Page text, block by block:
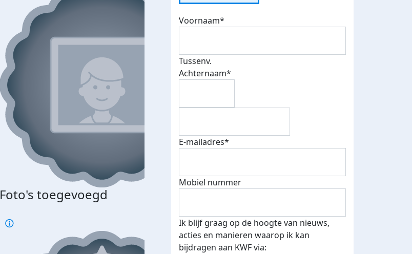
Foto's toegevoegd E-mails verstuurd
€500 euro opgehaald: t-shirt
Voornaam*
Tussenv.
Achternaam*
E-mailadres*
Mobiel nummer
Ik blijf graag op de hoogte van nieuws,
acties en manieren waarop ik kan
bijdragen aan KWF via: